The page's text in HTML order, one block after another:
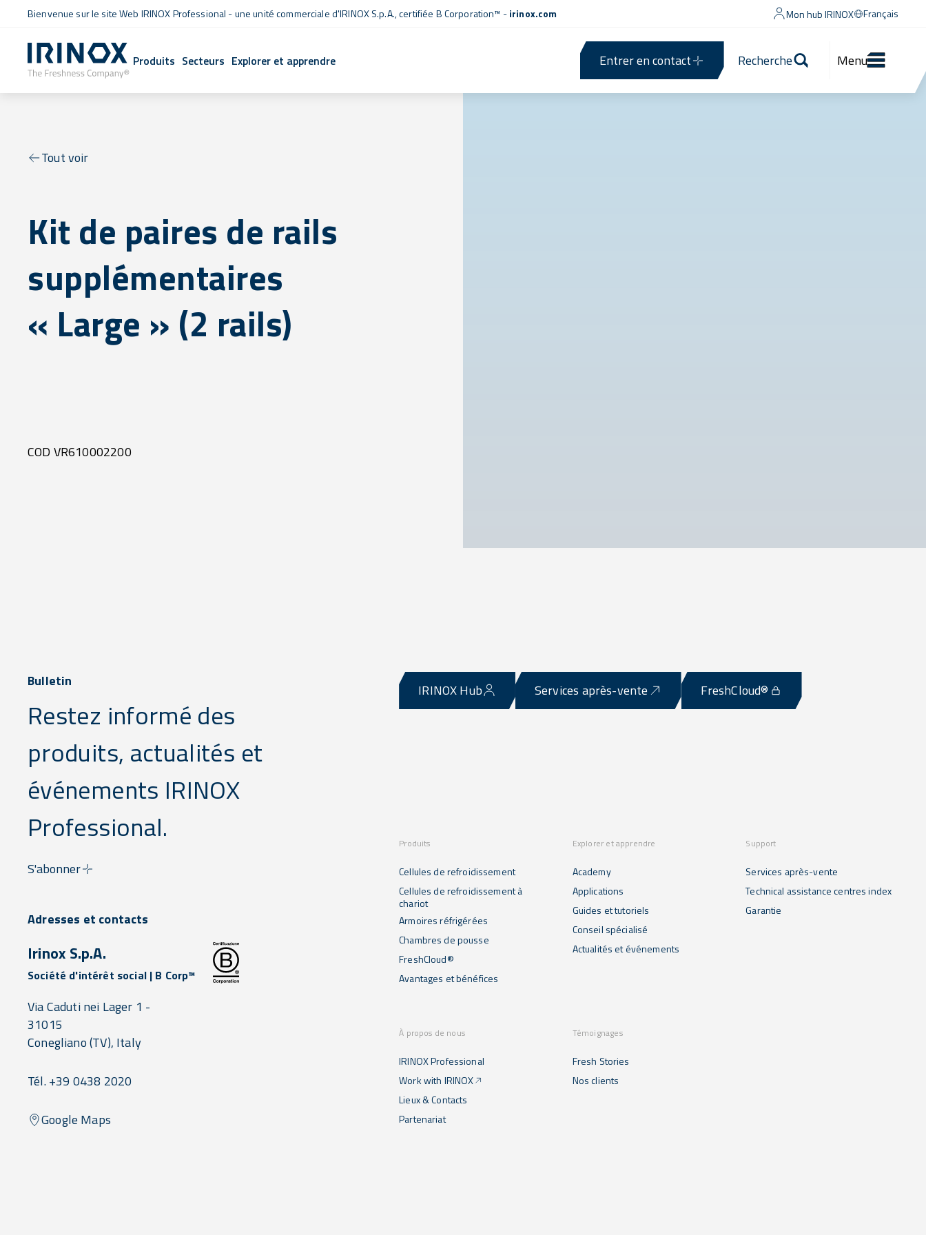
Bienvenue sur le site Web IRINOX Professional - une unité commerciale d'IRINOX S.p.A.,certifiée B Corporation™ -irinox.com Mon hub IRINOX Français
Produits Secteurs Explorer et apprendre Entrer en contact Recherche Menu
Tout voir
Kit de paires de rails
supplémentaires
« Large » (2 rails)
COD VR610002200
Bulletin
Restez informé des
produits, actualités et
événements IRINOX
Professional.
S'abonner
IRINOX Hub Services après-vente FreshCloud®
Produits
Cellules de refroidissement
Cellules de refroidissement à
chariot
Armoires réfrigérées
Chambres de pousse
FreshCloud®
Avantages et bénéfices
Explorer et apprendre
Academy
Applications
Guides et tutoriels
Conseil spécialisé
Actualités et événements
Support
Services après-vente
Technical assistance centres index
Garantie
À propos de nous
IRINOX Professional
Work with IRINOX
Lieux & Contacts
Partenariat
Témoignages
Fresh Stories
Nos clients
Adresses et contacts
Irinox S.p.A.
Société d'intérêt social | B Corp™
Via Caduti nei Lager 1 -
31015
Conegliano(TV), Italy
Tél. +39 0438 2020
Google Maps